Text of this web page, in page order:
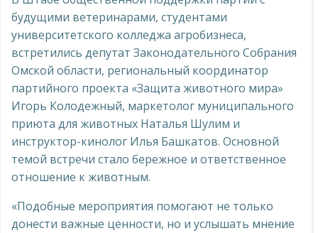
будущими ветеринарами, студентами
университетского колледжа агробизнеса,
встретились депутат Законодательного Собрания
Омской области, региональный координатор
партийного проекта «Защита животного мира»
Игорь Колодежный, маркетолог муниципального
приюта для животных Наталья Шулим и
инструктор-кинолог Илья Башкатов. Основной
темой встречи стало бережное и ответственное
отношение к животным.
«Подобные мероприятия помогают не только
донести важные ценности, но и услышать мнение